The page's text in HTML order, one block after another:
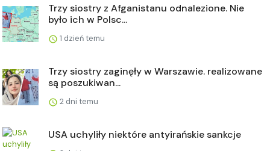
Trzy siostry z Afganistanu odnalezione. Nie
było ich w Polsc...
1 dzień temu
Trzy siostry zaginęły w Warszawie. realizowane
są poszukiwan...
2 dni temu
USA uchyliły niektóre antyirańskie sankcje